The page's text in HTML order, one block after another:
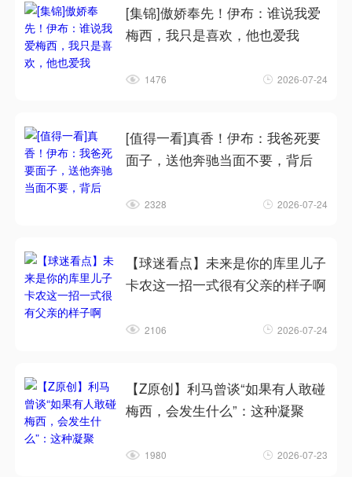
[集锦]傲娇奉先！伊布：谁说我爱
梅西，我只是喜欢，他也爱我
1476 2026-07-24
[值得一看]真香！伊布：我爸死要
面子，送他奔驰当面不要，背后
2328 2026-07-24
【球迷看点】未来是你的库里儿子
卡农这一招一式很有父亲的样子啊
2106 2026-07-24
【Z原创】利马曾谈“如果有人敢碰
梅西，会发生什么”：这种凝聚
1980 2026-07-23